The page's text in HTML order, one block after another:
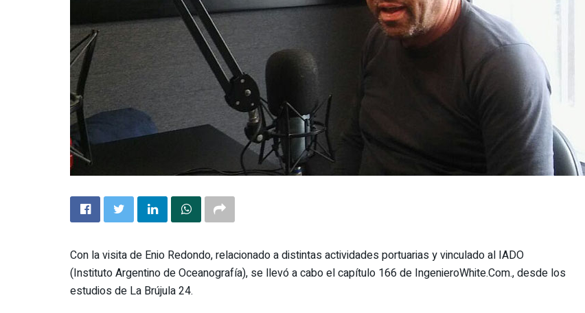
Con la visita de Enio Redondo, relacionado a distintas actividades portuarias y vinculado al IADO
(Instituto Argentino de Oceanografía), se llevó a cabo el capítulo 166 de IngenieroWhite.Com., desde los
estudios de La Brújula 24.